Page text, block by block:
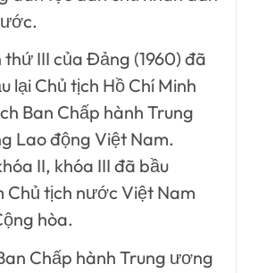
thứ III của Đảng (1960) đã
lại Chủ tịch Hồ Chí Minh
Ban Chấp hành Trung
Lao động Việt Nam.
II, khóa III đã bầu
Chủ tịch nước Việt Nam
hòa.
Chấp hành Trung ương